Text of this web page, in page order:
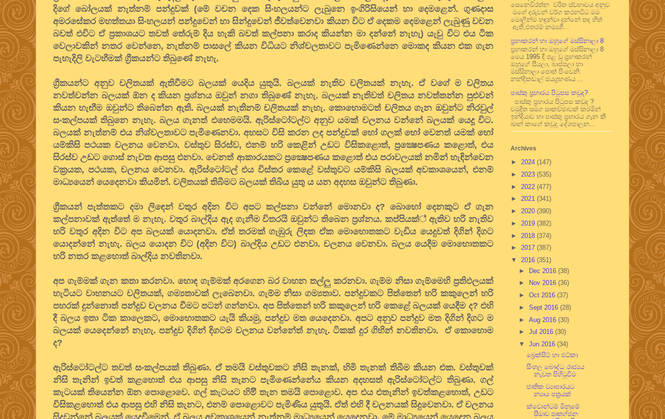
දිගේ බෝලයක් නැත්නම් පන්දුවක් (මේ වචන දෙක සිංහලයන්ට ලැබුනෙ ඉංගිරිසියෙන් හා දෙමළෙන්. ගුණදාස
අමරසේකර මහත්තයා සිංහලයන් පන්දුවෙන් හා සින්දුවෙන් ජීවත්වෙනවා කියන විට ඒ දෙකම දෙමළෙන් ලැබුණු වචන
බවත් එවිට ඒ ප්‍රකාශයට තවත් තේරුම් දිය හැකි බවත් කල්පනා කරාද කියන්න මා දන්නේ නැහැ) යැවු විට එය ටික
වෙලාවකින් නතර වෙන්නෙ, නැත්නම් පාසලේ කියන විධියට නිශ්චලතාවට පැමිණෙන්නෙ මොකද කියන එක ගැන
පැහැදිලි වැටහීමක් ග්‍රීකයන්ට තිබුණේ නැහැ.
ග්‍රීකයන්ට අනුව චලිතයක් ඇතිවීමට බලයක් යෙදිය යුතුයි. බලයක් නැතිව චලිතයක් නැහැ. ඒ වගේ ම චලිතය
නවත්වන්න බලයක් ඕන ද කියන ප්‍රශ්නය ඔවුන් නගා තිබුණේ නැහැ. බලයක් නැතිවත් චලිතය නවත්තන්න පුළුවන්
කියන හැඟීම ඔවුන්ට තිබෙන්න ඇති. බලයක් නැතිනම් චලිතයක් නැහැ. කොහොමටත් චලිතය ගැන ඔවුන්ට නිරවුල්
සංකල්පයක් තිබුනෙ නැහැ. බලය ගැනත් එහෙමමයි. ඇරිස්ටෝටල්ට අනුව යමක් චලනය වන්නේ බලයක් යෙදූ විට.
බලයක් නැත්නම් එය නිශ්චලතාවට පැමිණෙනවා. අහසට විසි කරන ලද පන්දුවක් හෝ ගලක් හෝ වෙනත් යමක් හෝ
යම්කිසි පථයක චලනය වෙනවා. වස්තුව සිරස්ව, එනම් හරි කෙළින් උඩට විසිකළොත්, ප්‍රක්‍ෂෙපණය කළොත්, එය
සිරස්ව උඩට ගොස් නැවත ආපසු එනවා. වෙනත් ආකාරයකට ප්‍රක්‍ෂෙපණය කළොත් එය පරාවලයක් නමින් හැඳින්වෙන
වක්‍රයක, පථයක, චලනය වෙනවා. ඇරිස්ටෝටල් එය විස්තර කෙළේ වස්තුවට යම්කිසි බලයක් අවකාශයෙන්, එනම්
මාධ්‍යයෙන් යෙදෙනවා කියමින්. චලිතයක් තිබීමට බලයක් තිබිය යුතු ය යන අදහස ඔවුන්ට තිබුණා.
ග්‍රීකයන් පැත්තකට දමා ලිඳෙන් වතුර අදින විට අපට කල්පනා වන්නේ මොනවා ද? බොහෝ දෙනකුට ඒ ගැන
කල්පනාවක් ඇත්තේ ම නැහැ. වතුර බාල්දිය ඇද ගැනීම විතරයි ඔවුන්ට තිබෙන ප්‍රශ්නය. කප්පියක්් ඇතිව හරි නැතිව
හරි වතුර අදින විට අප බලයක් යොදනවා. ඒත් තරමක් ගැඹුරු ලිඳක ඒක මොහොතකට වැඩිය යෙදුවත් දිගින් දිගට
යොදන්නේ නැහැ. බලය යොදන විට (අදින විට) බාල්දිය උඩට එනවා. චලනය වෙනවා. බලය යෙදීම මොහොතකට
හරි නතර කළහොත් බාල්දිය නවතිනවා.
අප ගැම්මක් ගැන කතා කරනවා. හොඳ ගැම්මක් අරගෙන බර වාහන තල්ලු කරනවා. ගැම්ම නිසා ගැම්මෙහි ප්‍රතිඵලයක්
හැටියට වාහනයට චලිතයක්, ගම්‍යතාවක් ලැබෙනවා. ගැම්ම නිසා ගම්‍යතාව. පන්දුවකට පිත්තෙන් හරි කකුලෙන් හරි
පහරක් දුන්නොත් පන්දුව චලනය වීමට පටන් ගන්නවා. අප පිත්තෙන් හරි කකුලෙන් හරි කෙළේ බලයක් යෙදීම ද? එහි
දී බලය ඉතා ටික කාලෙකට, මොහොතකට යැයි කියමු, පන්දුව මත යෙදෙනවා. අපට අනුව පන්දුව මත දිගින් දිගට ම
බලයක් යෙදෙන්නේ නැහැ. පන්දුව දිගින් දිගටම චලනය වන්නේත් නැහැ. ටිකක් දුර ගිහින් නවතිනවා. ඒ කොහොම
ද?
ඇරිස්ටෝටල්ට තවත් සංකල්පයක් තිබුණා. ඒ තමයි වස්තුවකට නිසි තැනක්, හිමි තැනක් තිබීම කියන එක. වස්තුවක්
නිසි තැනින් ඉවත් කළහොත් එය ආපසු නිසි තැනට පැමිණෙන්නේය කියන අදහසත් ඇරිස්ටෝටල්ට තිබුණා. ගල්
කැටයක් තියෙන්න ඕන පොළොවෙ. ගල් කැටයට හිමිි තැන තමයි පොළොව. අප එය එතැනින් ඉවත්කළහොත්, උඩට
විසිකළහොත් එය ආපසු එහි නිසි තැනට, එනම් පොළොවට පැමිණිය යුතුයි. ඒත් එහි දී චලනයක් සිදුවෙනවා. ඒ චලනය
සිදුවන්නේ බලයක් යෙදවීමෙන්. ඒ බලය අවකාශයෙන් නැත්නම් මාධ්‍යයෙන් යෙදෙනවා. මේ මාධ්‍යයෙන් යෙදෙන බලය
සෙනෙවිරත්න චරිත ස්වභාවය අනුව
මගේ දරුවන් වර්ග කරනවිට මම
මොලින්ම හඳුන්වා දුන්නේ තද හිත්
ඇති,එතරම් නම්‍යශී...
ප්‍රභාකරන් හා ඔහුගේ මස්සිනාලා 8
ප්‍රභාකරන් හා ඔහුගේ මස්සිනාලා 8
මෙය 1995 දී පළ වූ ප්‍රභාකරන්
ඔහුගේ සීයලා, බාප්පලා හා
මස්සිනාලා පොත් පිංචෙනි.
නන්දිකඩාල් ජයග්‍රහණය ...
පාස්කු ප්‍රහාරය පිටුපස කවුද?
පාස්කු ප්‍රහාරය පිටුපස කවුද ?
චමුදිත සමග සාකච්ඡාවක් කරමින්
ඉන්දියාව හා පාස්කු ප්‍රහාරය ගැන කී
ඛාන් කාගේ කවුද දේශපාලන...
Archives
► 2024 (147)
► 2023 (535)
► 2022 (477)
► 2021 (341)
► 2020 (390)
► 2019 (382)
► 2018 (374)
► 2017 (387)
▼ 2016 (351)
► Dec 2016 (38)
►
Nov 2016 (36)
► Oct 2016 (37)
► Sept 2016 (28)
► Aug 2016 (30)
► Jul 2016 (30)
▼ Jun 2016 (34)
බ්‍රෙක්සිට් හා එට්කා
සිංහල බෞද්ධ රාජ්‍යය
නැවත පිහිටුවීම
ජාතික ව්‍යාපාරයට
න්‍යාය පත්‍රයක්
ක්වොන්ටම් මිනුමේ
සීමාව පෘතග්ජන